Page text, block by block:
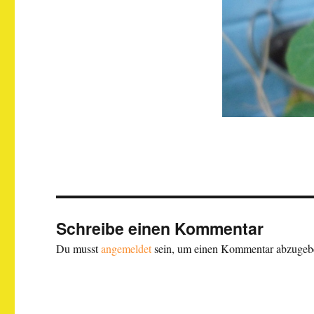
Schreibe einen Kommentar
Du musstangemeldetsein, um einen Kommentar